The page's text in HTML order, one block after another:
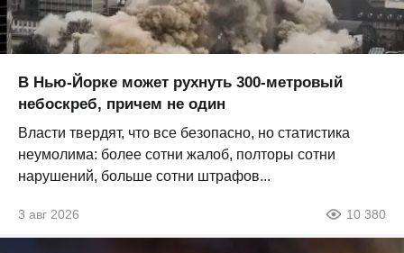
В Нью-Йорке может рухнуть 300-метровый
небоскреб, причем не один
Власти твердят, что все безопасно, но статистика
неумолима: более сотни жалоб, полторы сотни
нарушений, больше сотни штрафов...
3 авг 2026 10 380